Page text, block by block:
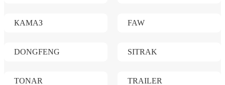
КАМАЗ FAW
DONGFENG SITRAK
TONAR TRAILER